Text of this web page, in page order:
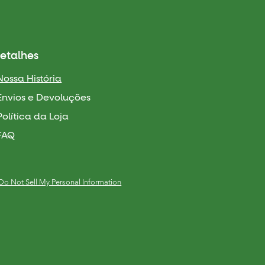
História
e Devoluções
da Loja
Not Sell My Personal Information